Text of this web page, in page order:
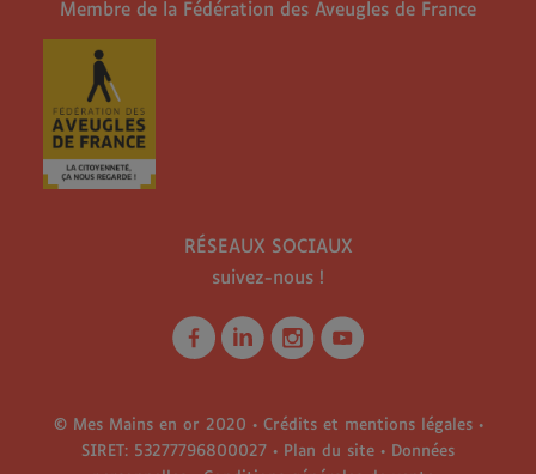
Membre de la Fédération des Aveugles de France
RÉSEAUX SOCIAUX
suivez-nous !
© Mes Mains en or 2020 • Crédits et mentions légales•
SIRET: 53277796800027 •
Plan du site •
Données